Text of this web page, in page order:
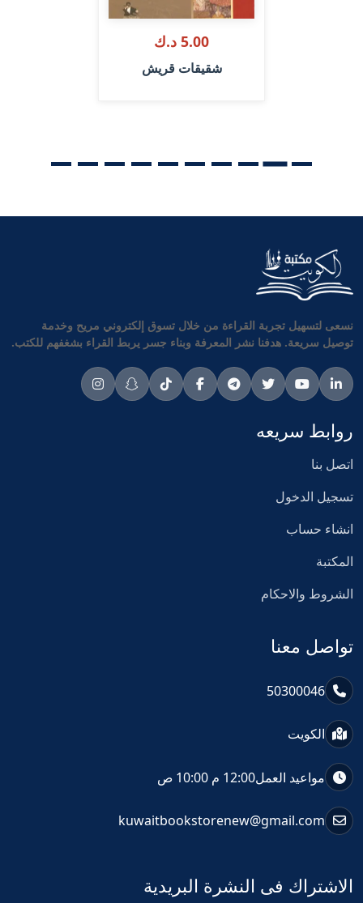
5.00 د.ك
شقيقات قريش
نسعى لتسهيل تجربة القراءة من خلال تسوق إلكتروني مريح وخدمة
توصيل سريعة. هدفنا نشر المعرفة وبناء جسر يربط القراء بشغفهم للكتب.
روابط سريعه
اتصل بنا
تسجيل الدخول
انشاء حساب
المكتبة
الشروط والاحكام
تواصل معنا
50300046
الكويت
مواعيد العمل12:00 م 10:00 ص
kuwaitbookstorenew@gmail.com
الاشتراك فى النشرة البريدية